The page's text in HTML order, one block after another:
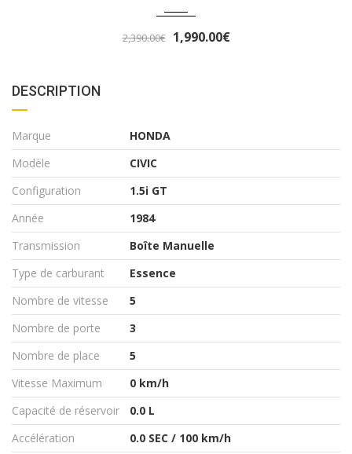
DESCRIPTION
Marque
HONDA
Modèle
CIVIC
Configuration
1.5i GT
Année
1984
Transmission
Boîte Manuelle
Type de carburant
Essence
Nombre de vitesse
5
Nombre de porte
3
Nombre de place
5
Vitesse Maximum
0 km/h
Capacité de réservoir
0.0 L
Accélération
0.0 SEC / 100 km/h